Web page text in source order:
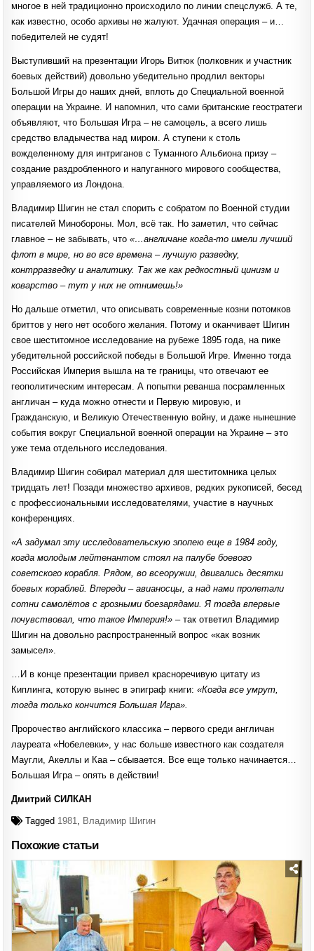
многое в ней традиционно происходило по линии спецслужб. А те,
как известно, особо архивы не жалуют. Удачная операция – и…
победителей не судят!
Выступивший на презентации Игорь Витюк (полковник и участник
боевых действий) довольно убедительно продлил векторы
Большой Игры до наших дней, вплоть до Специальной военной
операции на Украине. И напомнил, что сами британские геостратеги
объявляют, что Большая Игра – не самоцель, а всего лишь
средство владычества над миром. А ступени к столь
вожделенному для интриганов с Туманного Альбиона призу –
создание раздробленного и напуганного мирового сообщества,
управляемого из Лондона.
Владимир Шигин не стал спорить с собратом по Военной студии
писателей Минобороны. Мол, всё так. Но заметил, что сейчас
главное – не забывать, что«…англичане когда-то имели лучший
флот в мире, но во все времена – лучшую разведку,
контрразведку и аналитику. Так же как редкостный цинизм и
коварство – тут у них не отнимешь!»
Но дальше отметил, что описывать современные козни потомков
бриттов у него нет особого желания. Потому и оканчивает Шигин
свое шеститомное исследование на рубеже 1895 года, на пике
убедительной российской победы в Большой Игре. Именно тогда
Российская Империя вышла на те границы, что отвечают ее
геополитическим интересам. А попытки реванша посрамленных
англичан – куда можно отнести и Первую мировую, и
Гражданскую, и Великую Отечественную войну, и даже нынешние
события вокруг Специальной военной операции на Украине – это
уже тема отдельного исследования.
Владимир Шигин собирал материал для шеститомника целых
тридцать лет! Позади множество архивов, редких рукописей, бесед
с профессиональными исследователями, участие в научных
конференциях.
«А задумал эту исследовательскую эпопею еще в 1984 году,
когда молодым лейтенантом стоял на палубе боевого
советского корабля. Рядом, во всеоружии, двигались десятки
боевых кораблей. Впереди – авианосцы, а над нами пролетали
сотни самолётов с грозными боезарядами. Я тогда впервые
почувствовал, что такое Империя!» – так ответил Владимир
Шигин на довольно распространенный вопрос «как возник
замысел».
…И в конце презентации привел красноречивую цитату из
Киплинга, которую вынес в эпиграф книги:«Когда все умрут,
тогда только кончится Большая Игра».
Пророчество английского классика – первого среди англичан
лауреата «Нобелевки», у нас больше известного как создателя
Маугли, Акеллы и Каа – сбывается. Все еще только начинается…
Большая Игра – опять в действии!
Дмитрий СИЛКАН
Tagged 1981, Владимир Шигин
Похожие статьи
Posted